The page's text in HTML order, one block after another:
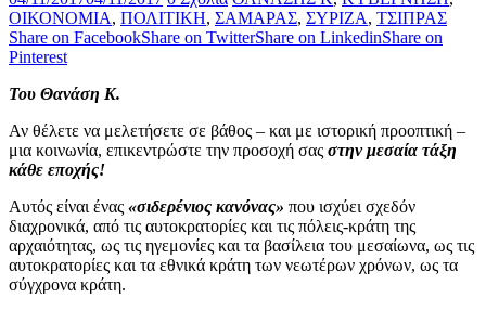
ΟΙΚΟΝΟΜΙΑ, ΠΟΛΙΤΙΚΗ, ΣΑΜΑΡΑΣ, ΣΥΡΙΖΑ, ΤΣΙΠΡΑΣ
Share on FacebookShare on TwitterShare on LinkedinShare on
Pinterest
Του Θανάση Κ.
Αν θέλετε να μελετήσετε σε βάθος – και με ιστορική προοπτική –
μια κοινωνία, επικεντρώστε την προσοχή σας στην μεσαία τάξη
κάθε εποχής!
Αυτός είναι ένας «σιδερένιος κανόνας» που ισχύει σχεδόν
διαχρονικά, από τις αυτοκρατορίες και τις πόλεις-κράτη της
αρχαιότητας, ως τις ηγεμονίες και τα βασίλεια του μεσαίωνα, ως τις
αυτοκρατορίες και τα εθνικά κράτη των νεωτέρων χρόνων, ως τα
σύγχρονα κράτη.